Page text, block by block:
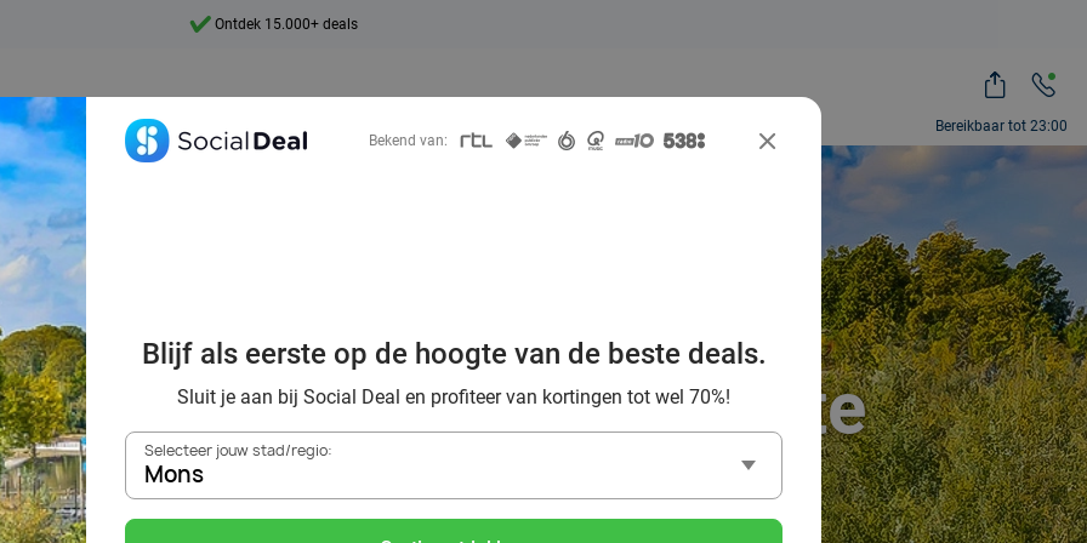
Bereikbaar tot 23:00
7 dagen per week beschikbaar
verwonder je in de beste
van Europa
Bekend van:
Blijf als eerste op de hoogte van de beste deals.
Sluit je aan bij Social Deal en profiteer van kortingen tot wel 70%!
Selecteer jouw stad/regio:
Mons